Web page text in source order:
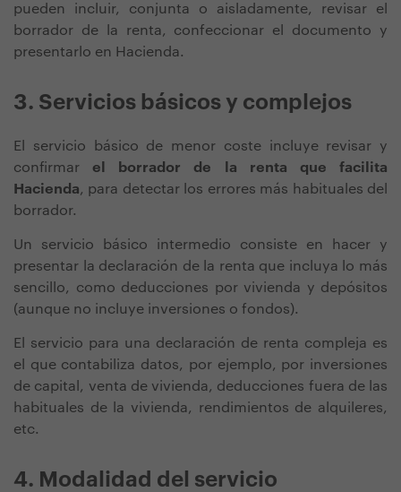
pueden incluir, conjunta o aisladamente, revisar el
borrador de la renta, confeccionar el documento y
presentarlo en Hacienda.
3. Servicios básicos y complejos
El servicio básico de menor coste incluye revisar y
confirmar el borrador de la renta que facilita
Hacienda, para detectar los errores más habituales del
borrador.
Un servicio básico intermedio consiste en hacer y
presentar la declaración de la renta que incluya lo más
sencillo, como deducciones por vivienda y depósitos
(aunque no incluye inversiones o fondos).
El servicio para una declaración de renta compleja es
el que contabiliza datos, por ejemplo, por inversiones
de capital, venta de vivienda, deducciones fuera de las
habituales de la vivienda, rendimientos de alquileres,
etc.
4. Modalidad del servicio